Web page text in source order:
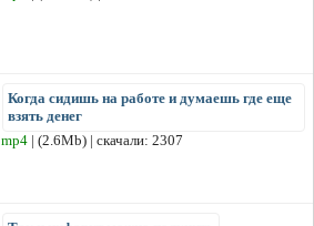
Когда сидишь на работе и думаешь где еще
взять денег
mp4 | (2.6Mb) | скачали: 2307